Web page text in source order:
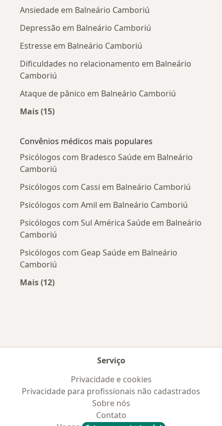
Ansiedade em Balneário Camboriú
Depressão em Balneário Camboriú
Estresse em Balneário Camboriú
Dificuldades no relacionamento em Balneário
Camboriú
Ataque de pânico em Balneário Camboriú
Mais (15)
Convênios médicos mais populares
Psicólogos com Bradesco Saúde em Balneário
Camboriú
Psicólogos com Cassi em Balneário Camboriú
Psicólogos com Amil em Balneário Camboriú
Psicólogos com Sul América Saúde em Balneário
Camboriú
Psicólogos com Geap Saúde em Balneário
Camboriú
Mais (12)
Serviço
Privacidade e cookies
Privacidade para profissionais não cadastrados
Sobre nós
Contato